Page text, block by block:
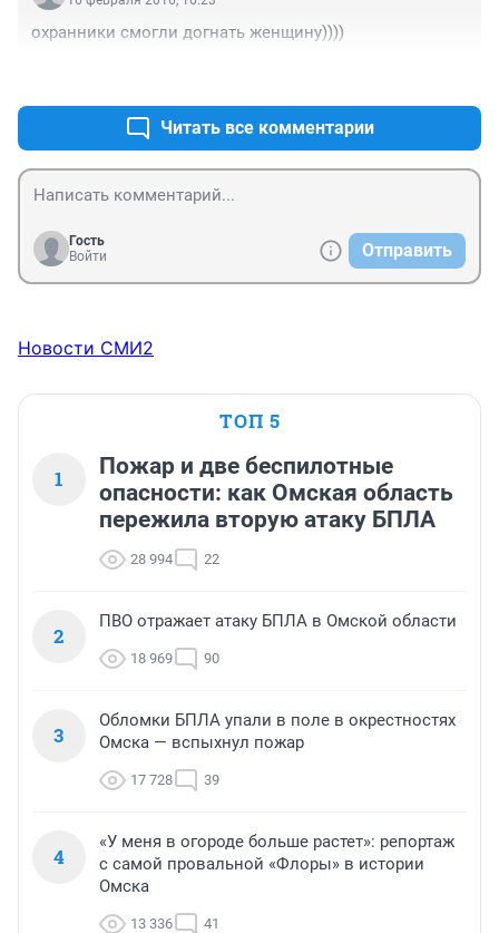
охранники смогли догнать женщину))))
Читать все комментарии
Гость
Войти
Отправить
Новости СМИ2
ТОП 5
1
Пожар и две беспилотные
опасности: как Омская область
пережила вторую атаку БПЛА
28 994 22
2
ПВО отражает атаку БПЛА в Омской области
18 969 90
3
Обломки БПЛА упали в поле в окрестностях
Омска — вспыхнул пожар
17 728 39
4
«У меня в огороде больше растет»: репортаж
с самой провальной «Флоры» в истории
Омска
13 336 41